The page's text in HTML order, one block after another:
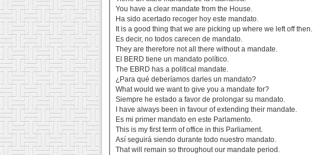
You have a clear mandate from the House.
Ha sido acertado recoger hoy este mandato.
It is a good thing that we are picking up where we left off then.
Es decir, no todos carecen de mandato.
They are therefore not all there without a mandate.
El BERD tiene un mandato político.
The EBRD has a political mandate.
¿Para qué deberíamos darles un mandato?
What would we want to give you a mandate for?
Siempre he estado a favor de prolongar su mandato.
I have always been in favour of extending their mandate.
Es mi primer mandato en este Parlamento.
This is my first term of office in this Parliament.
Así seguirá siendo durante todo nuestro mandato.
That will remain so throughout our mandate period.